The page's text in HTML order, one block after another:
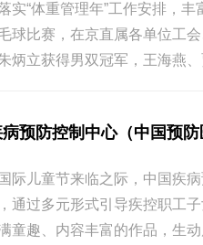
实“体重管理年”工作安排，
球比赛，在京直属各单位工
炳立获得男双冠军，王海燕
预防控制中心（中国预
际儿童节来临之际，中国疾
通过多元形式引导疾控职
童趣、内容丰富的作品，生